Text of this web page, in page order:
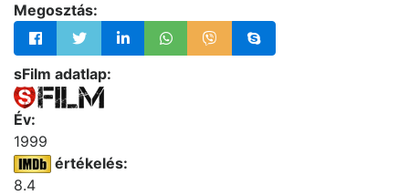
Megosztás:
sFilm adatlap:
Év:
1999
értékelés:
8.4